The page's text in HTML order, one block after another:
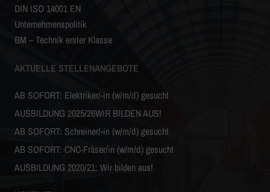
DIN ISO 14001 EN
Unternehmenspolitik
BM – Technik erster Klasse
AKTUELLE STELLENANGEBOTE
AB SOFORT: Elektriker/-in (w/m/d) gesucht
AUSBILDUNG 2025/26WIR BILDEN AUS!
AB SOFORT: Schreiner/-in (w/m/d) gesucht
AB SOFORT: CNC-Fräser/in (w/m/d) gesucht
AUSBILDUNG 2020/21: Wir bilden aus!